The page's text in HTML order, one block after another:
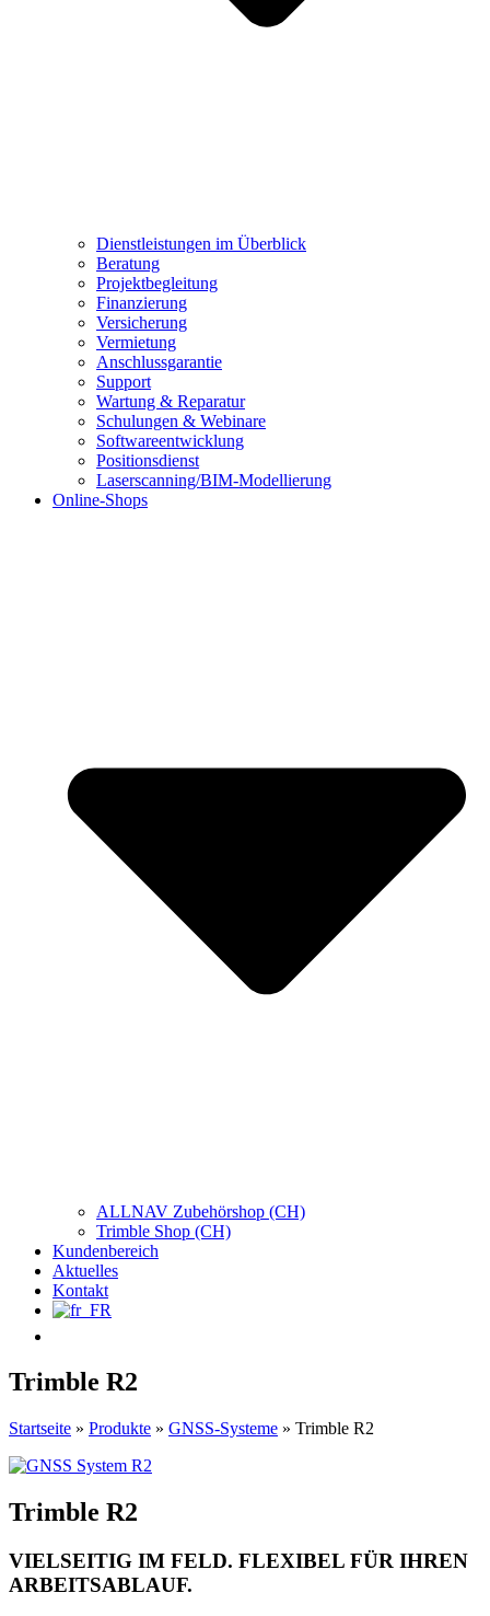
Dienstleistungen im Überblick
Beratung
Projektbegleitung
Finanzierung
Versicherung
Vermietung
Anschlussgarantie
Support
Wartung & Reparatur
Schulungen & Webinare
Softwareentwicklung
Positionsdienst
Laserscanning/BIM-Modellierung
Online-Shops
ALLNAV Zubehörshop (CH)
Trimble Shop (CH)
Kundenbereich
Aktuelles
Kontakt
Trimble R2
Startseite » Produkte » GNSS-Systeme » Trimble R2
Trimble R2
VIELSEITIG IM FELD. FLEXIBEL FÜR IHREN
ARBEITSABLAUF.